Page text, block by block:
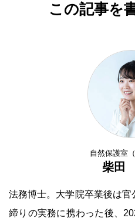
この記事を
自然保護室
柴田
法務博士。大学院卒業後は
締りの実務に携わった後、